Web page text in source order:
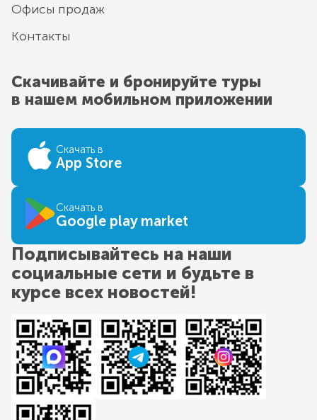
Офисы продаж
Контакты
Скачивайте и бронируйте туры
в нашем мобильном приложении
Скачать в
App Store
Скачать в
Google play market
Подписывайтесь на наши
социальные сети и будьте в
курсе всех новостей!